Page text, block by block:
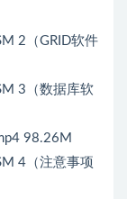
2（GRID软件
3（数据库软
98.26M
4（注意事项